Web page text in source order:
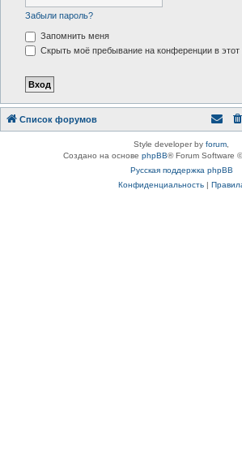
Забыли пароль?
Запомнить меня
Скрыть моё пребывание на конференции в этот
Список форумов
Style developer by forum,
Создано на основе phpBB® Forum Software
Русская поддержка phpBB
Конфиденциальность|